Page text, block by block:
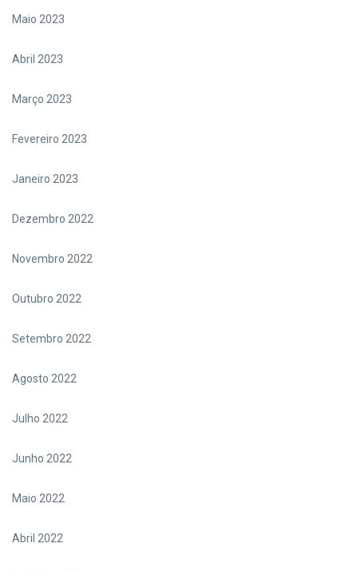
Maio 2023
Abril 2023
Março 2023
Fevereiro 2023
Janeiro 2023
Dezembro 2022
Novembro 2022
Outubro 2022
Setembro 2022
Agosto 2022
Julho 2022
Junho 2022
Maio 2022
Abril 2022